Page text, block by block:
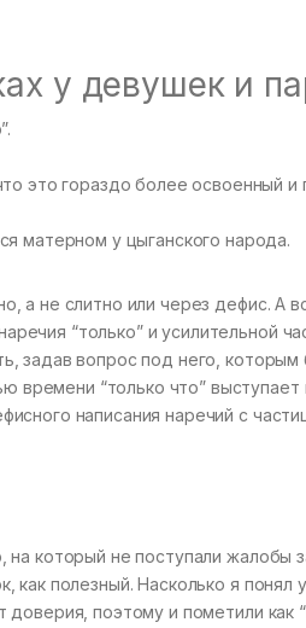
у девушек и
это гораздо более освоенный и
матерном у цыганского народа.
а не слитно или через дефис. А
“только” и усилительной
задав вопрос под него, которым
“только что” выступает
написания наречий с
который не поступали жалобы
полезный. Насколько я понял
поэтому и пометили как